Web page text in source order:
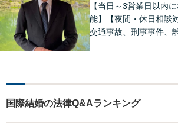
【当日～3営業日以内
能】【夜間・休日相談
交通事故、刑事事件、
国際結婚の法律Q&Aランキング